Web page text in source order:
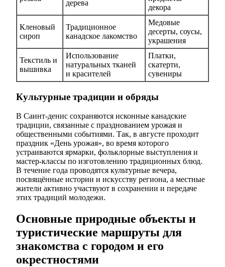
дерева
декора
Кленовый
сироп
Традиционное
канадское лакомство
Медовые
десерты, соусы,
украшения
Текстиль и
вышивка
Использование
натуральных тканей
и красителей
Платки,
скатерти,
сувениры
Культурные традиции и обряды
В Саинт-денис сохраняются исконные канадские
традиции, связанные с празднованием урожая и
общественными событиями. Так, в августе проходит
праздник «День урожая», во время которого
устраиваются ярмарки, фольклорные выступления и
мастер-классы по изготовлению традиционных блюд.
В течение года проводятся культурные вечера,
посвящённые истории и искусству региона, а местные
жители активно участвуют в сохранении и передаче
этих традиций молодежи.
Основные природные объекты и
туристические маршруты для
знакомства с городом и его
окрестностями